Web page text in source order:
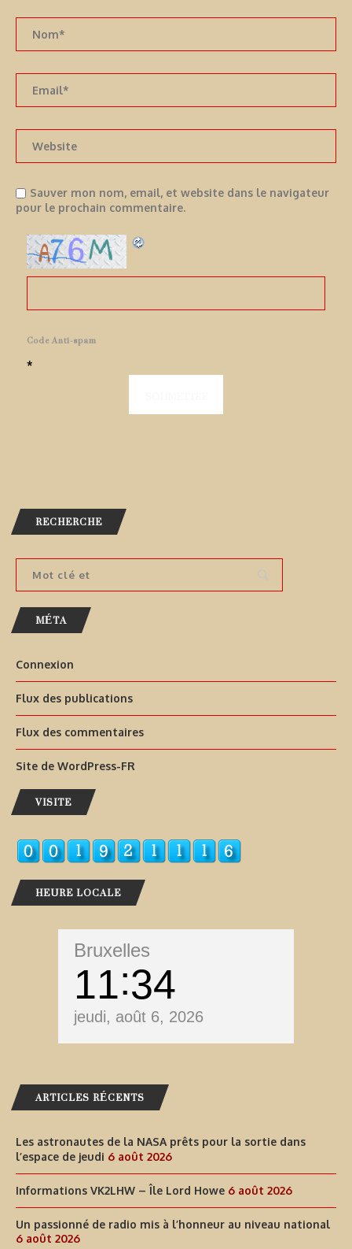
Sauver mon nom, email, et website dans le navigateur
pour le prochain commentaire.
Code Anti-spam
*
RECHERCHE
MÉTA
Connexion
Flux des publications
Flux des commentaires
Site de WordPress-FR
VISITE
HEURE LOCALE
Bruxelles
11 34
jeudi, août 6, 2026
ARTICLES RÉCENTS
Les astronautes de la NASA prêts pour la sortie dans
l’espace de jeudi 6 août 2026
Informations VK2LHW – Île Lord Howe 6 août 2026
Un passionné de radio mis à l’honneur au niveau national
6 août 2026